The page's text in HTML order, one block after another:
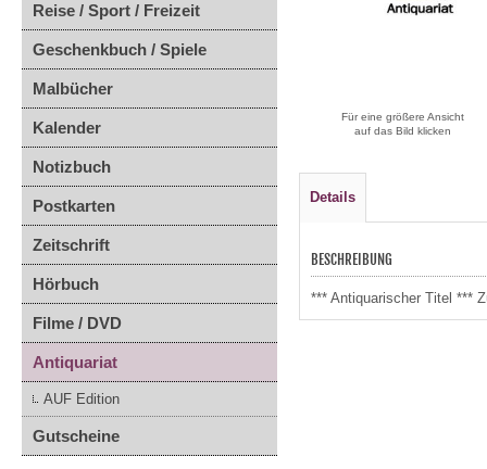
Reise / Sport / Freizeit
Geschenkbuch / Spiele
Malbücher
Kalender
Notizbuch
Postkarten
Zeitschrift
Hörbuch
Filme / DVD
Antiquariat
AUF Edition
Gutscheine
Für eine größere Ansicht
auf das Bild klicken
Details
BESCHREIBUNG
*** Antiquarischer Titel ***